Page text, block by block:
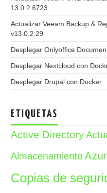
13.0.2.6723
Actualizar Veeam Backup &
v13.0.2.29
Desplegar Onlyoffice
Desplegar Nextcloud con
Desplegar Drupal con Docker
ETIQUETAS
Active Directory
Almacenamiento
Copias de